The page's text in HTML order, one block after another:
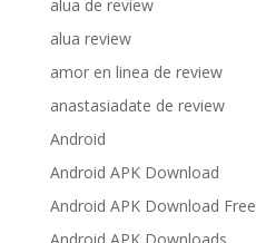
alua de review
alua review
amor en linea de review
anastasiadate de review
Android
Android APK Download
Android APK Download Free